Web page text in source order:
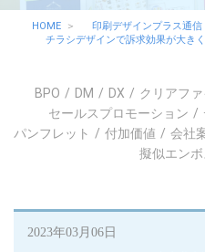
HOME
印刷デザインプラス通信
チラシデザインで訴求効果が大き
BPO DM DX クリアフ
セールスプロモーション
パンフレット
付加価値 会社
擬似エンボ
2023年03月06日